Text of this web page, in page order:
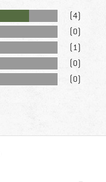
(4)
(0)
(1)
(0)
(0)